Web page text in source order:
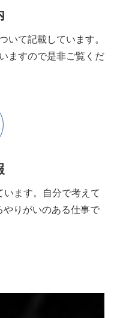
いて記載しています。
ますので是非ご覧くだ
ます。自分で考えて
やりがいのある仕事で